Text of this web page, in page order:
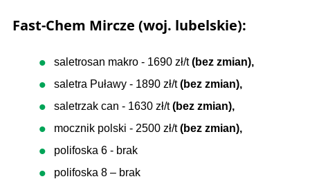
Fast-Chem Mircze (woj. lubelskie):
saletrosan makro - 1690 zł/t (bez zmian),
saletra Puławy - 1890 zł/t(bez zmian),
saletrzak can - 1630 zł/t(bez zmian),
mocznik polski - 2500 zł/t(bez zmian),
​polifoska 6 - brak
polifoska 8 – brak